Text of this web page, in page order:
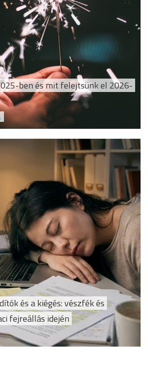
ben és mit felejtsünk el 2026-
és a kiégés: vészfék és
fejreállás idején